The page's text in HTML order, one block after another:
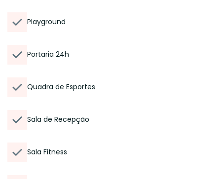
Playground
Portaria 24h
Quadra de Esportes
Sala de Recepção
Sala Fitness